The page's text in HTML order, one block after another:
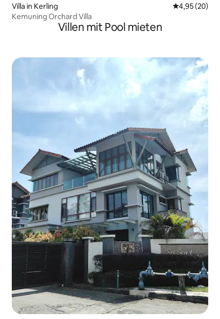
Villa in Kerling
4,95 (20)
Kemuning Orchard Villa
Villen mit Pool mieten